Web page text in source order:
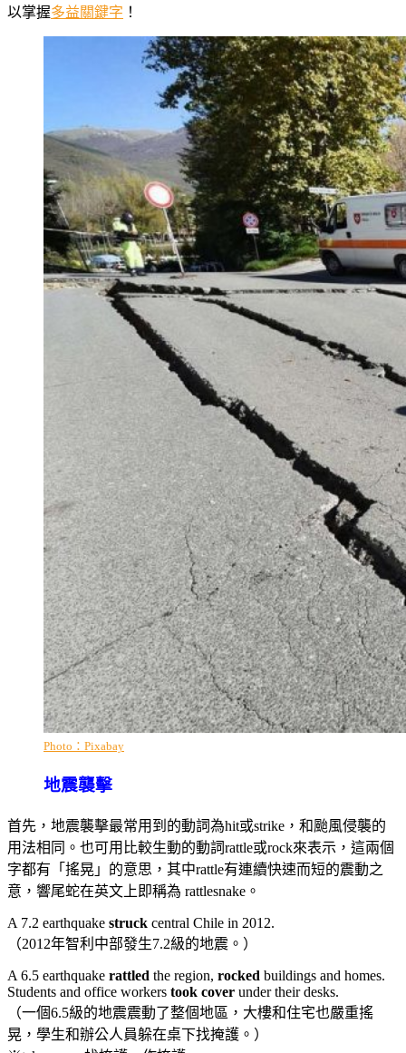
以掌握多益關鍵字 ！
Photo：Pixabay
地震襲擊
首先，地震襲擊最常用到的動詞為hit或strike，和颱風侵襲的
用法相同。也可用比較生動的動詞rattle或rock來表示，這兩個
字都有「搖晃」的意思，其中rattle有連續快速而短的震動之
意，響尾蛇在英文上即稱為 rattlesnake。
A 7.2 earthquake struck central Chile in 2012.
（2012年智利中部發生7.2級的地震。）
A 6.5 earthquake rattled the region, rocked buildings and homes.
Students and office workers took cover under their desks.
（一個6.5級的地震震動了整個地區，大樓和住宅也嚴重搖
晃，學生和辦公人員躲在桌下找掩護。）